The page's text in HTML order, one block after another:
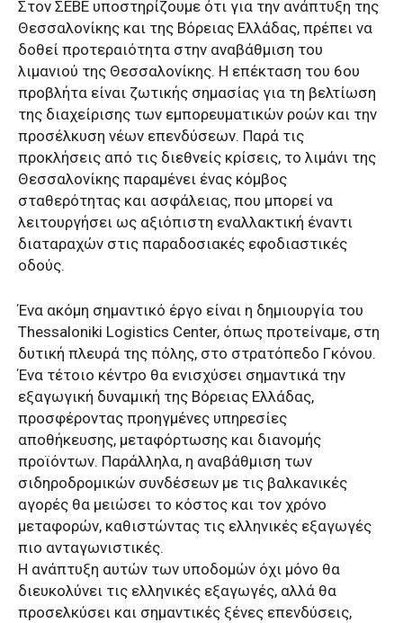
Στον ΣΕΒΕ υποστηρίζουμε ότι για την ανάπτυξη της
Θεσσαλονίκης και της Βόρειας Ελλάδας, πρέπει να
δοθεί προτεραιότητα στην αναβάθμιση του
λιμανιού της Θεσσαλονίκης. Η επέκταση του 6ου
προβλήτα είναι ζωτικής σημασίας για τη βελτίωση
της διαχείρισης των εμπορευματικών ροών και την
προσέλκυση νέων επενδύσεων. Παρά τις
προκλήσεις από τις διεθνείς κρίσεις, το λιμάνι της
Θεσσαλονίκης παραμένει ένας κόμβος
σταθερότητας και ασφάλειας, που μπορεί να
λειτουργήσει ως αξιόπιστη εναλλακτική έναντι
διαταραχών στις παραδοσιακές εφοδιαστικές
οδούς.
Ένα ακόμη σημαντικό έργο είναι η δημιουργία του
Thessaloniki Logistics Center, όπως προτείναμε, στη
δυτική πλευρά της πόλης, στο στρατόπεδο Γκόνου.
Ένα τέτοιο κέντρο θα ενισχύσει σημαντικά την
εξαγωγική δυναμική της Βόρειας Ελλάδας,
προσφέροντας προηγμένες υπηρεσίες
αποθήκευσης, μεταφόρτωσης και διανομής
προϊόντων. Παράλληλα, η αναβάθμιση των
σιδηροδρομικών συνδέσεων με τις βαλκανικές
αγορές θα μειώσει το κόστος και τον χρόνο
μεταφορών, καθιστώντας τις ελληνικές εξαγωγές
πιο ανταγωνιστικές.
Η ανάπτυξη αυτών των υποδομών όχι μόνο θα
διευκολύνει τις ελληνικές εξαγωγές, αλλά θα
προσελκύσει και σημαντικές ξένες επενδύσεις,